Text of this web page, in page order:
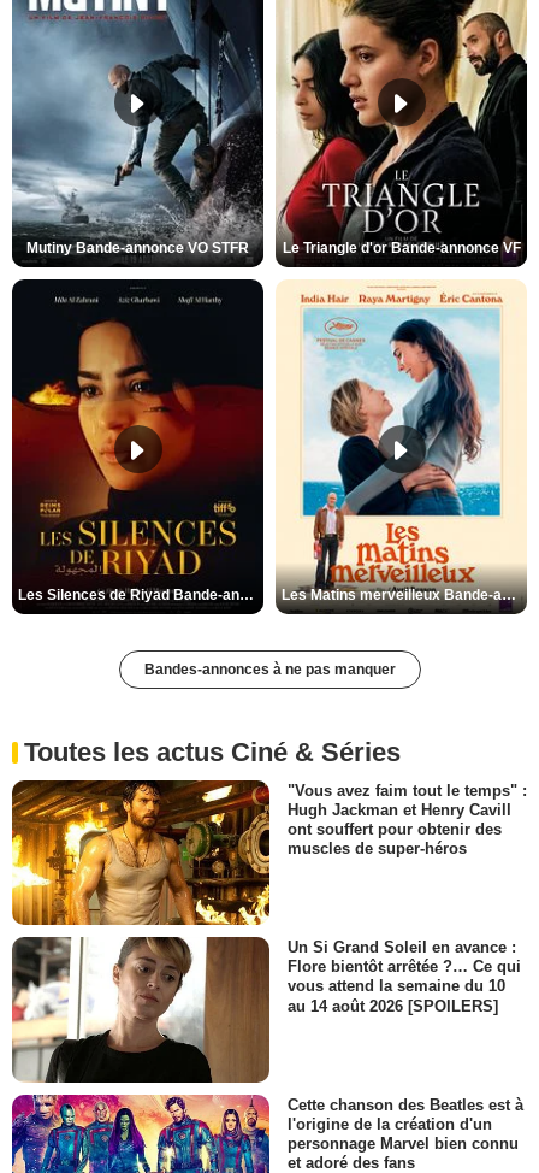
Mutiny Bande-annonce VO STFR Le Triangle d'or Bande-annonce VF
Les Silences de Riyad Bande-annonce VO STFR Les Matins merveilleux Bande-annonce VF
Bandes-annonces à ne pas manquer
Toutes les actus Ciné & Séries
"Vous avez faim tout le temps" :
Hugh Jackman et Henry Cavill
ont souffert pour obtenir des
muscles de super-héros
Un Si Grand Soleil en avance :
Flore bientôt arrêtée ?… Ce qui
vous attend la semaine du 10
au 14 août 2026 [SPOILERS]
Cette chanson des Beatles est à
l'origine de la création d'un
personnage Marvel bien connu
et adoré des fans